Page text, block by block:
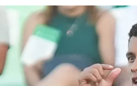
Fuerzas Básicas
Cruz Azul Hidalgo
Erik